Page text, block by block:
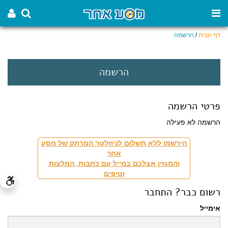
דף הבית/ הרשמה
הרשמה
פרטי הרשמה
הרשמה לא פעילה
הירשמו ללא תשלום לניוזלטר המרתק של מסע
אחר
והמגזין אצלכם במייל עם כתבות, המלצות
וטיפים
רשום כבר? התחבר
אימייל